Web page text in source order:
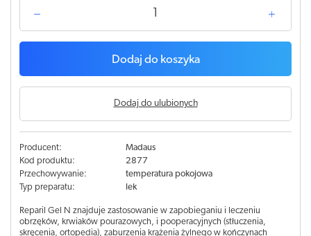
Dodaj do koszyka
Dodaj do ulubionych
Producent:
Madaus
Kod produktu:
2877
Przechowywanie:
temperatura pokojowa
Typ preparatu:
lek
Reparil Gel N znajduje zastosowanie w zapobieganiu i leczeniu
obrzęków, krwiaków pourazowych, i pooperacyjnych (stłuczenia,
skręcenia, ortopedia), zaburzenia krążenia żylnego w kończynach